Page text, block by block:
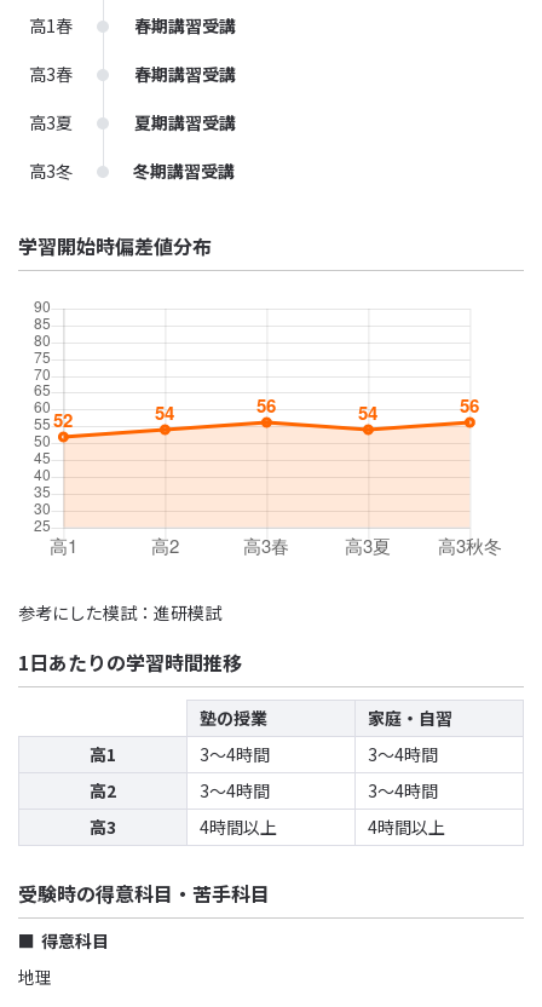
高1春
春期講習受講
高3春
春期講習受講
高3夏
夏期講習受講
高3冬
冬期講習受講
学習開始時偏差値分布
参考にした模試：進研模試
1日あたりの学習時間推移
塾の授業
家庭・自習
高1
3〜4時間
3〜4時間
高2
3〜4時間
3〜4時間
高3
4時間以上 4時間以上
受験時の得意科目・苦手科目
得意科目
地理